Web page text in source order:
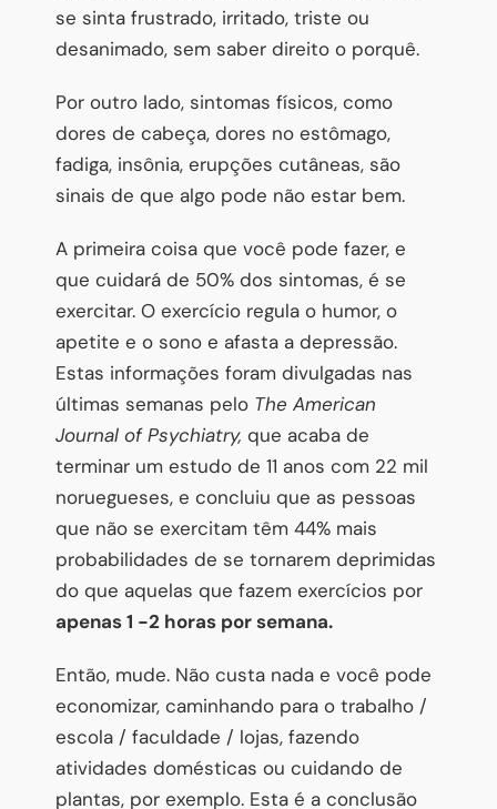
se sinta frustrado, irritado, triste ou
desanimado, sem saber direito o porquê.
Por outro lado, sintomas físicos, como
dores de cabeça, dores no estômago,
fadiga, insônia, erupções cutâneas, são
sinais de que algo pode não estar bem.
A primeira coisa que você pode fazer, e
que cuidará de 50% dos sintomas, é se
exercitar. O exercício regula o humor, o
apetite e o sono e afasta a depressão.
Estas informações foram divulgadas nas
últimas semanas pelo The American
Journal of Psychiatry, que acaba de
terminar um estudo de 11 anos com 22 mil
noruegueses, e concluiu que as pessoas
que não se exercitam têm 44% mais
probabilidades de se tornarem deprimidas
do que aquelas que fazem exercícios por
apenas 1 -2 horas por semana.
Então, mude. Não custa nada e você pode
economizar, caminhando para o trabalho /
escola / faculdade / lojas, fazendo
atividades domésticas ou cuidando de
plantas, por exemplo. Esta é a conclusão